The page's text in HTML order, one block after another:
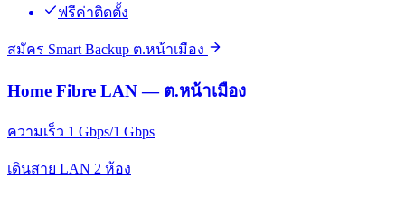
ฟรีค่าติดตั้ง
สมัคร Smart Backup ต.หน้าเมือง
Home Fibre LAN — ต.หน้าเมือง
ความเร็ว 1 Gbps/1 Gbps
เดินสาย LAN 2 ห้อง